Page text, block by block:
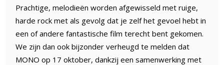
Prachtige, melodieën worden afgewisseld met ruige,
harde rock met als gevolg dat je zelf het gevoel hebt in
een of andere fantastische film terecht bent gekomen.
We zijn dan ook bijzonder verheugd te melden dat
MONO op 17 oktober, dankzij een samenwerking met